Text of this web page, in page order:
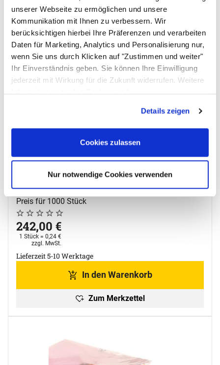
unserer Webseite zu ermöglichen und unsere
Kommunikation mit Ihnen zu verbessern. Wir
berücksichtigen hierbei Ihre Präferenzen und verarbeiten
Daten für Marketing, Analytics und Personalisierung nur,
wenn Sie uns durch Klicken auf "Zustimmen und weiter"
Ihr Einverständnis geben. Sie können Ihre Einwilligung
jederzeit mit Wirkung für die Zukunft widerrufen. Weitere
Details zeigen
Cookies zulassen
Nur notwendige Cookies verwenden
Flachbeutel wiederverschließbar 250 x 300 mm
Artikelnummer: 10004939;0
1 x 10e11 Ohm
Preis für 1000 Stück
Noch keine Bewertungen abgegeben
0 Bewertungen
242,00 €
1 Stück = 0,24 €
Steuerhinweis:
zzgl. MwSt.
Lieferzeit 5-10 Werktage
In den Warenkorb
Zum Merkzettel